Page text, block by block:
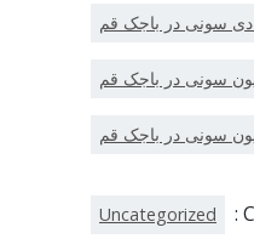
سونی در باجک قم
سونی در باجک قم
سونی در باجک قم
Uncategorized